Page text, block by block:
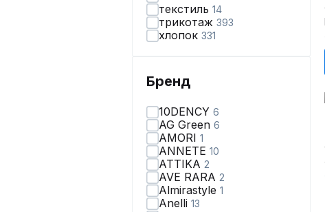
текстиль 14
трикотаж 393
хлопок 331
Бренд
10DENCY 6
AG Green 6
AMORI 1
ANNETE 10
ATTIKA 2
AVE RARA 2
Almirastyle 1
Anelli 13